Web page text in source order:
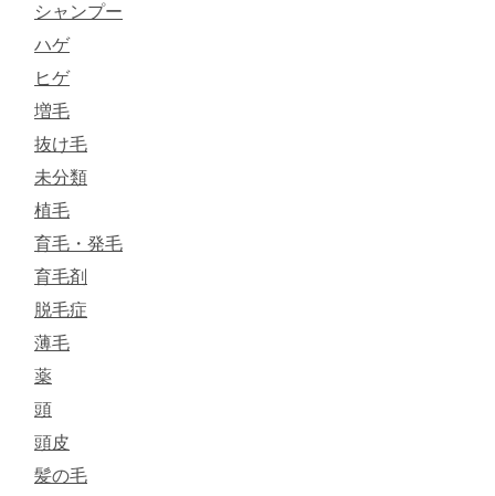
シャンプー
ハゲ
ヒゲ
増毛
抜け毛
未分類
植毛
育毛・発毛
育毛剤
脱毛症
薄毛
薬
頭
頭皮
髪の毛